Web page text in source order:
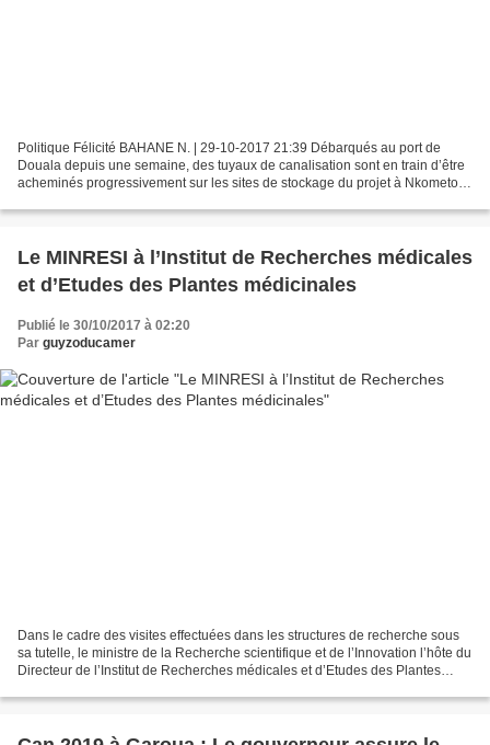
Politique Félicité BAHANE N. | 29-10-2017 21:39 Débarqués au port de
Douala depuis une semaine, des tuyaux de canalisation sont en train d’être
acheminés progressivement sur les sites de stockage du projet à Nkometou
Le MINRESI à l’Institut de Recherches médicales
et d’Etudes des Plantes médicinales
Publié le 30/10/2017 à 02:20
Par guyzoducamer
Dans le cadre des visites effectuées dans les structures de recherche sous
sa tutelle, le ministre de la Recherche scientifique et de l’Innovation l’hôte du
Directeur de l’Institut de Recherches médicales et d’Etudes des Plantes